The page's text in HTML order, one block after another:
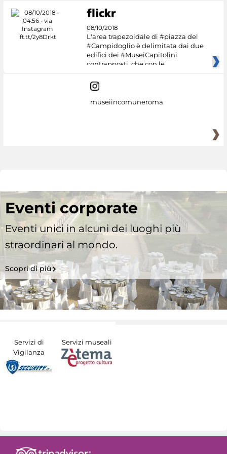
08/10/2018
L'area trapezoidale di #piazza del
#Campidoglio è delimitata dai due
edifici dei #MuseiCapitolini
contrapposti, che con le
museiincomuneroma
Eventi corporate
Eventi unici in alcuni dei luoghi più
straordinari al mondo.
Scopri di più
Servizi di
Vigilanza
Servizi museali